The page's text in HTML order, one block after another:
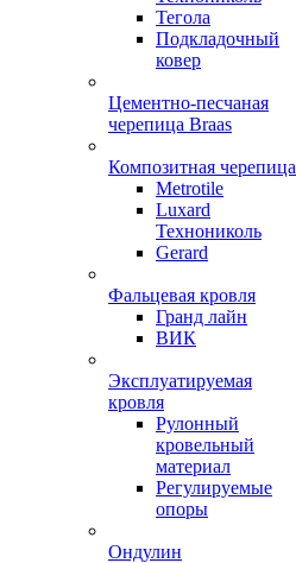
Тегола
Подкладочный
ковер
Цементно-песчаная
черепица Braas
Композитная черепица
Metrotile
Luxard
Технониколь
Gerard
Фальцевая кровля
Гранд лайн
ВИК
Эксплуатируемая
кровля
Рулонный
кровельный
материал
Регулируемые
опоры
Ондулин